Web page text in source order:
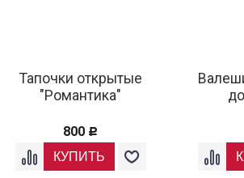
Тапочки открытые
"Романтика"
800 Р